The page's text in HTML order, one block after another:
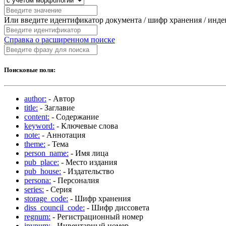
Или введите идентификатор документа / шифр хранения /
Справка о расширенном поиске
Поисковые поля:
author: - Автор
title: - Заглавие
content: - Содержание
keyword: - Ключевые слова
note: - Аннотация
theme: - Тема
person_name: - Имя лица
pub_place: - Место издания
pub_house: - Издательство
persona: - Персоналия
series: - Серия
storage_code: - Шифр хранения
diss_council_code: - Шифр диссовета
regnum: - Регистрационный номер